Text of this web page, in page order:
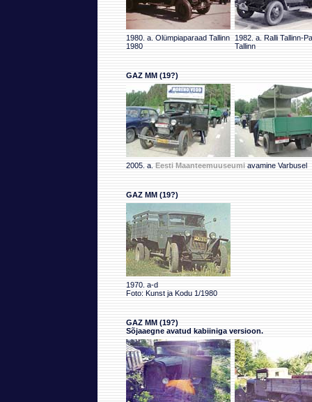
1980. a. Olümpiaparaad Tallinn
1980
1982. a. Ralli Tallinn-
Tallinn
GAZ MM (19?)
2005. a. Eesti Maanteemuuseumi avamine Varbusel
GAZ MM (19?)
1970. a-d
Foto: Kunst ja Kodu 1/1980
GAZ MM (19?)
Sõjaaegne avatud kabiiniga versioon.